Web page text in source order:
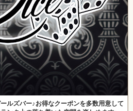
ルズバー♪お得なクーポンを多数用意して